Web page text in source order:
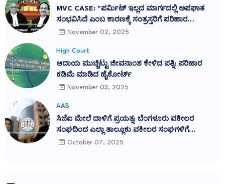
MVC CASE: "ಪರ್ಮಿಟ್ ಇಲ್ಲದ ಮಾರ್ಗದಲ್ಲಿ ಅಪಘಾತ
ಸಂಭವಿಸಿದೆ ಎಂಬ ಕಾರಣಕ್ಕೆ ಸಂತ್ರಸ್ತರಿಗೆ ಪರಿಹಾರ
ನಿರಾಕರಿಸುವುದು ನ್ಯಾಯವಲ್ಲ": ಕರ್ನಾಟಕ ಹೈಕೋರ್ಟ್
November 02, 2025
High Court
ಆದಾಯ ಮುಚ್ಚಿಟ್ಟು ಜೀವನಾಂಶ ಕೇಳಿದ ಪತ್ನಿ: ಪರಿಹಾರ
ಕಡಿಮೆ ಮಾಡಿದ ಹೈಕೋರ್ಟ್
November 03, 2025
AAB
ಸಿಜೆಐ ಮೇಲೆ ದಾಳಿಗೆ ಪ್ರಯತ್ನ: ಬೆಂಗಳೂರು ವಕೀಲರ
ಸಂಘದಿಂದ ಎಲ್ಲಾ ತಾಲ್ಲೂಕು ವಕೀಲರ ಸಂಘಗಳಿಗೆ
ಪ್ರತಿಭಟನೆಗೆ ಕರೆ
October 07, 2025